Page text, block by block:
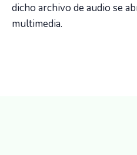
dicho archivo de audio se
multimedia.